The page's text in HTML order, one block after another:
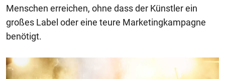
Menschen erreichen, ohne dass der Künstler ein
großes Label oder eine teure Marketingkampagne
benötigt.